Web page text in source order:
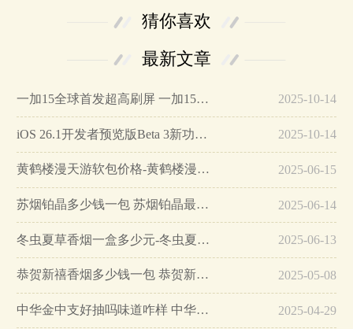
猜你喜欢
最新文章
一加15全球首发超高刷屏 一加15参数详细配置… 2025-10-14
iOS 26.1开发者预览版Beta 3新功能详解… 2025-10-14
黄鹤楼漫天游软包价格-黄鹤楼漫天游软包多少钱一盒… 2025-06-15
苏烟铂晶多少钱一包 苏烟铂晶最新价格… 2025-06-14
冬虫夏草香烟一盒多少元-冬虫夏草香烟一盒多少元2025最新价格… 2025-06-13
恭贺新禧香烟多少钱一包 恭贺新禧香烟价格表和图片… 2025-05-08
中华金中支好抽吗味道咋样 中华金中支口感特点介绍… 2025-04-29